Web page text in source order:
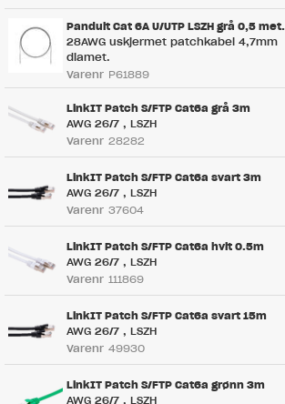
Panduit Cat 6A U/UTP LSZH grå 0,5 met.
28AWG uskjermet patchkabel 4,7mm
diamet.
Varenr P61889
LinkIT Patch S/FTP Cat6a grå 3m
AWG 26/7 , LSZH
Varenr 28282
LinkIT Patch S/FTP Cat6a svart 3m
AWG 26/7 , LSZH
Varenr 37604
LinkIT Patch S/FTP Cat6a hvit 0.5m
AWG 26/7 , LSZH
Varenr 111869
LinkIT Patch S/FTP Cat6a svart 15m
AWG 26/7 , LSZH
Varenr 49930
LinkIT Patch S/FTP Cat6a grønn 3m
AWG 26/7 , LSZH